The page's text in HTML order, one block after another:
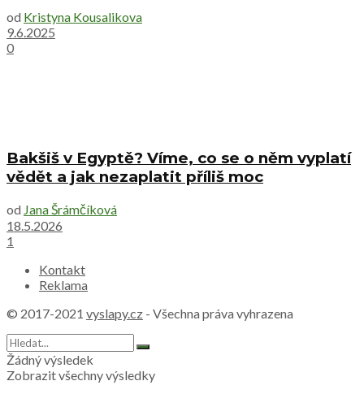
od Kristyna Kousalikova
9.6.2025
0
Bakšiš v Egyptě? Víme, co se o něm vyplatí
vědět a jak nezaplatit příliš moc
od Jana Šrámčíková
18.5.2026
1
Kontakt
Reklama
© 2017-2021 vyslapy.cz - Všechna práva vyhrazena
Žádný výsledek
Zobrazit všechny výsledky